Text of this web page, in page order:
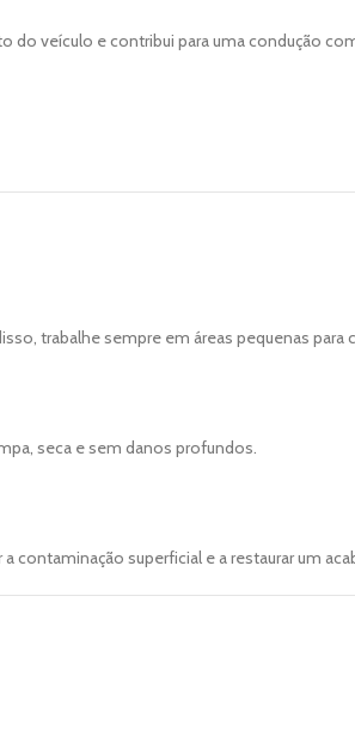
veículo e contribui para uma condução
trabalhe sempre em áreas pequenas
seca e sem danos profundos.
superficial e a restaurar um